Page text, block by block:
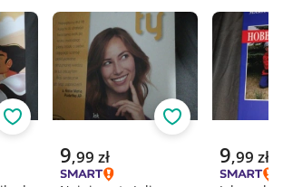
Obserwuj
Aktualna cena
9,99 zł
Obserwuj
Aktualna
9,99 zł